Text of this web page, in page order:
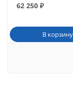
62 250 ₽
В корзину